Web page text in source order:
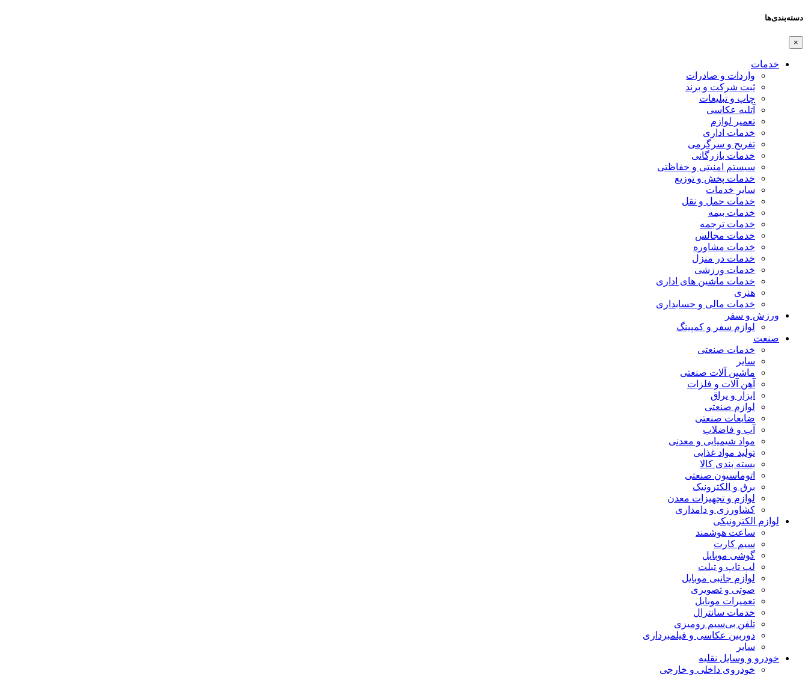
دسته‌بندی‌ها
×
خدمات
واردات و صادرات
ثبت شرکت و برند
چاپ و تبلیغات
آتلیه عکاسی
تعمیر لوازم
خدمات اداری
تفریح و سرگرمی
خدمات بازرگانی
سیستم امنیتی و حفاظتی
خدمات پخش و توزیع
سایر خدمات
خدمات حمل و نقل
خدمات بیمه
خدمات ترجمه
خدمات مجالس
خدمات مشاوره
خدمات در منزل
خدمات ورزشی
خدمات ماشین های اداری
هنری
خدمات مالی و حسابداری
ورزش و سفر
لوازم سفر و کمپینگ
صنعت
خدمات صنعتی
سایر
ماشین آلات صنعتی
آهن آلات و فلزات
ابزار و یراق
لوازم صنعتی
ضایعات صنعتی
آب و فاضلاب
مواد شیمیایی و معدنی
تولید مواد غذایی
بسته بندی کالا
اتوماسیون صنعتی
برق و الکترونیک
لوازم و تجهیزات معدن
کشاورزی و دامداری
لوازم الکترونیکی
ساعت هوشمند
سیم کارت
گوشی موبایل
لپ تاپ و تبلت
لوازم جانبی موبایل
صوتی و تصویری
تعمیرات موبایل
خدمات سانترال
تلفن بی‌سیم رومیزی
دوربین عکاسی و فیلمبرداری
سایر
خودرو و وسایل نقلیه
خودروی داخلی و خارجی